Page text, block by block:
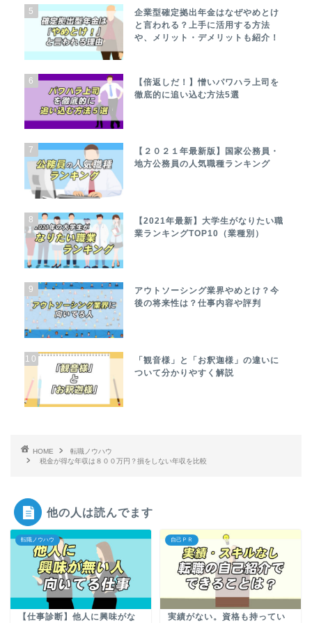
5
企業型確定拠出年金はなぜやめとけ
と言われる？上手に活用する方法
や、メリット・デメリットも紹介！
6
【倍返しだ！】憎いパワハラ上司を
徹底的に追い込む方法5選
7
【２０２１年最新版】国家公務員・
地方公務員の人気職種ランキング
8
【2021年最新】大学生がなりたい職
業ランキングTOP10（業種別）
9
アウトソーシング業界やめとけ？今
後の将来性は？仕事内容や評判
10
「観音様」と「お釈迦様」の違いに
ついて分かりやすく解説
HOME
転職ノウハウ
税金が得な年収は８００万円？損をしない年収を比較
他の人は読んでます
転職ノウハウ
【仕事診断】他人に興味がな
自己ＰＲ
実績がない。資格も持ってい